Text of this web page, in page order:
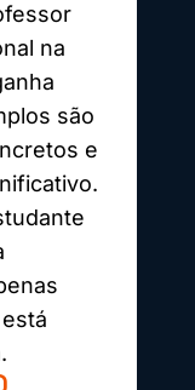
na
são
e